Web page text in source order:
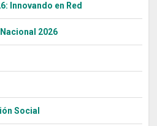
Innovando en Red
2026
Social